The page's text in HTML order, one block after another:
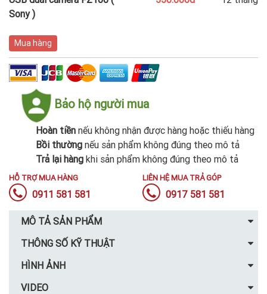
Sony )
Mua hàng
Bảo hộ người mua
Hoàn tiền nếu không nhận được hàng hoặc thiếu hàng
Bồi thường nếu sản phẩm không đúng theo mô tả
Trả lại hàng khi sản phẩm không đúng theo mô tả
HỖ TRỢ MUA HÀNG
0911 581 581
LIÊN HỆ MUA TRẢ GÓP
0917 581 581
MÔ TẢ SẢN PHẨM
THÔNG SỐ KỸ THUẬT
HÌNH ẢNH
VIDEO